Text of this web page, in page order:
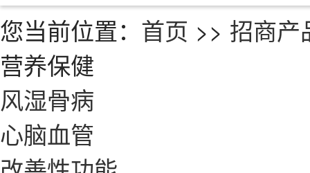
您当前位置： 首页 >> 招商产
营养保健
风湿骨病
心脑血管